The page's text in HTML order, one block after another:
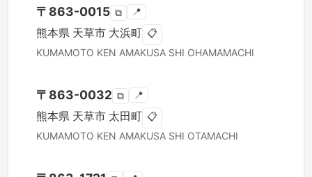
〒 863-0015 ⧉ 📍
熊本県 天草市 大浜町 📋
KUMAMOTO KEN AMAKUSA SHI OHAMAMACHI
〒 863-0032 ⧉ 📍
熊本県 天草市 太田町 📋
KUMAMOTO KEN AMAKUSA SHI OTAMACHI